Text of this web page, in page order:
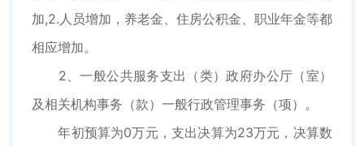
加,2.人员增加，养老金、住房公积金、职业年金等都
相应增加。
2、一般公共服务支出（类）政府办公厅（室）
及相关机构事务（款）一般行政管理事务（项）。
年初预算为0万元，支出决算为23万元，决算数